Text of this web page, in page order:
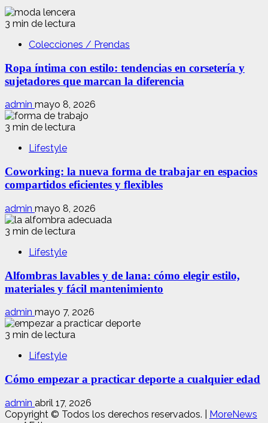
3 min de lectura
Colecciones / Prendas
Ropa íntima con estilo: tendencias en corsetería y
sujetadores que marcan la diferencia
admin mayo 8, 2026
3 min de lectura
Lifestyle
Coworking: la nueva forma de trabajar en espacios
compartidos eficientes y flexibles
admin mayo 8, 2026
3 min de lectura
Lifestyle
Alfombras lavables y de lana: cómo elegir estilo,
materiales y fácil mantenimiento
admin mayo 7, 2026
3 min de lectura
Lifestyle
Cómo empezar a practicar deporte a cualquier edad
admin abril 17, 2026
Copyright © Todos los derechos reservados.
MoreNews